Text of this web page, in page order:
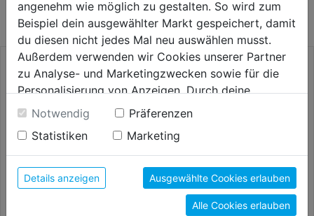
KATEGORIE
Schneider Gipskarton
angenehm wie möglich zu gestalten. So wird zum
Beispiel dein ausgewählter Markt gespeichert, damit
du diesen nicht jedes Mal neu auswählen musst.
Außerdem verwenden wir Cookies unserer Partner
zu Analyse- und Marketingzwecken sowie für die
Personalisierung von Anzeigen. Durch deine
Einwilligung werden die Daten von Drittanbieter,
unter anderem auch in den USA, verarbeitet.
Durch Klick auf "Alle Cookies erlauben" stimmst du
der Verwendung aller Cookies zu. Unter "Details
anzeigen" findest du alle Infos zu den
unterschiedlichen Cookies, unter "Cookies
Konfigurieren" kannst du auswählen, welche Cookies
Notwendig
Präferenzen
Statistiken
Marketing
Details anzeigen Ausgewählte Cookies erlauben
Alle Cookies erlauben